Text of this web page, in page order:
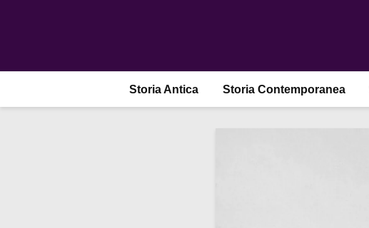
Storia Antica Storia Contemporanea